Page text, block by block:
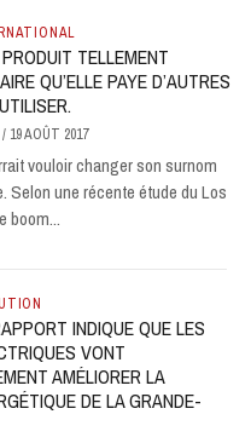
TELLEMENT
QU’ELLE PAYE D’AUTRES
/ 19 AOÛT 2017
vouloir changer son surnom
Selon une récente étude du Los
boom...
INDIQUE QUE LES
VONT
AMÉLIORER LA
DE LA GRANDE-